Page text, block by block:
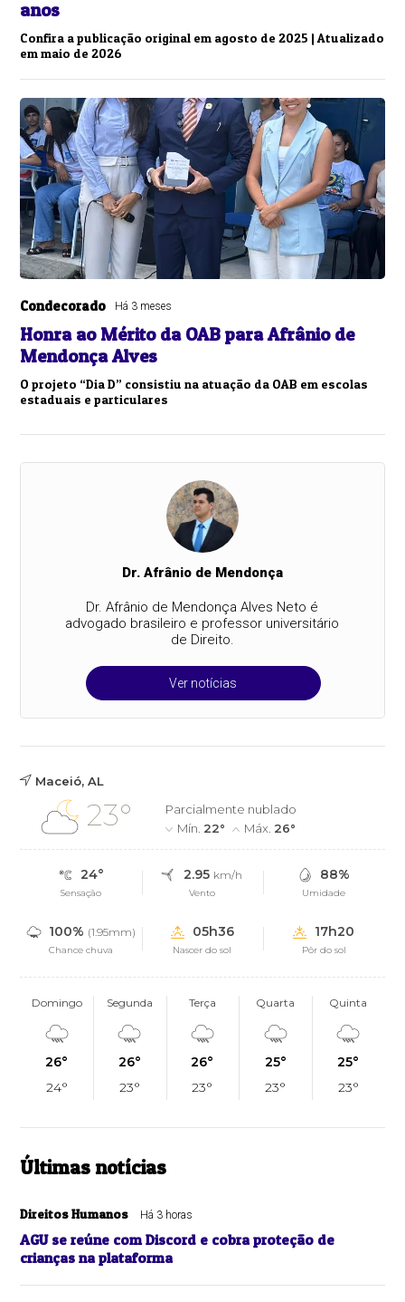
anos
Confira a publicação original em agosto de 2025 | Atualizado
em maio de 2026
Condecorado Há 3 meses
Honra ao Mérito da OAB para Afrânio de
Mendonça Alves
O projeto “Dia D” consistiu na atuação da OAB em escolas
estaduais e particulares
Dr. Afrânio de Mendonça
Dr. Afrânio de Mendonça Alves Neto é
advogado brasileiro e professor universitário
de Direito.
Ver notícias
Maceió, AL
23°
Parcialmente nublado
Mín. 22° Máx. 26°
24°
Sensação
2.95 km/h
Vento
88%
Umidade
100% (1.95mm)
Chance chuva
05h36
Nascer do sol
17h20
Pôr do sol
Domingo
26°
24°
Segunda
26°
23°
Terça
26°
23°
Quarta
25°
23°
Quinta
25°
23°
Últimas notícias
Direitos Humanos Há 3 horas
AGU se reúne com Discord e cobra proteção de
crianças na plataforma